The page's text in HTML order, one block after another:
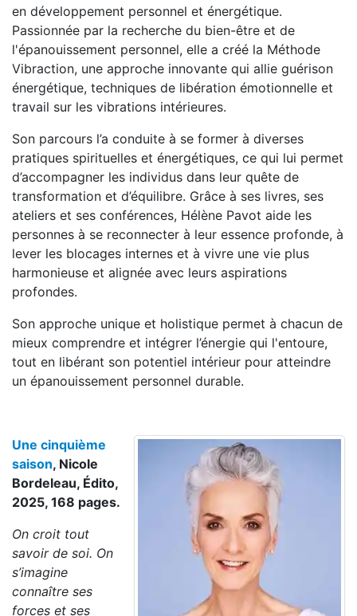
en développement personnel et énergétique.
Passionnée par la recherche du bien-être et de
l'épanouissement personnel, elle a créé la Méthode
Vibraction, une approche innovante qui allie guérison
énergétique, techniques de libération émotionnelle et
travail sur les vibrations intérieures.
Son parcours l’a conduite à se former à diverses
pratiques spirituelles et énergétiques, ce qui lui permet
d’accompagner les individus dans leur quête de
transformation et d’équilibre. Grâce à ses livres, ses
ateliers et ses conférences, Hélène Pavot aide les
personnes à se reconnecter à leur essence profonde, à
lever les blocages internes et à vivre une vie plus
harmonieuse et alignée avec leurs aspirations
profondes.
Son approche unique et holistique permet à chacun de
mieux comprendre et intégrer l’énergie qui l'entoure,
tout en libérant son potentiel intérieur pour atteindre
un épanouissement personnel durable.
Une cinquième
saison, Nicole
Bordeleau, Édito,
2025, 168 pages.
On croit tout
savoir de soi. On
s’imagine
connaître ses
forces et ses